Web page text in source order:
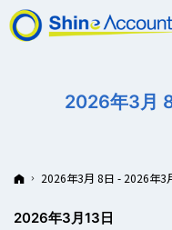
2026年3月
ホーム
2026年3月 8日 - 2026年3
2026年3月13日